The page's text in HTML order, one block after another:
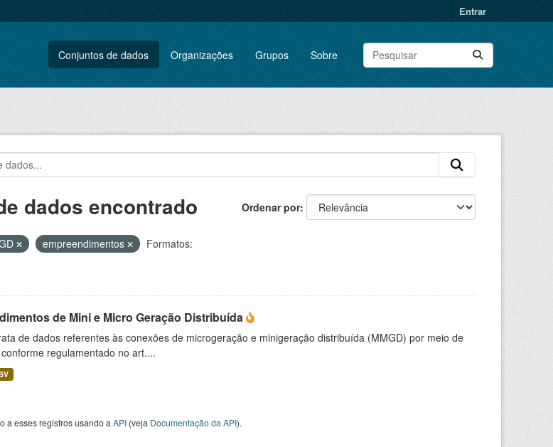
Entrar
Conjuntos de dados Organizações Grupos Sobre
Ordenar por
dados encontrado
empreendimentos
Formatos:
de Mini e Micro Geração Distribuída
de dados referentes às conexões de microgeração e minigeração distribuída (MMGD) por meio de
regulamentado no art....
a esses registros usando a API(veja Documentação da API).